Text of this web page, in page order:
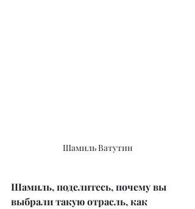
Шамиль Ватутин
Шамиль, поделитесь, почему вы
выбрали такую отрасль, как